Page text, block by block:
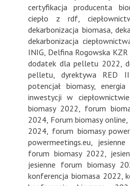
certyfikacja producenta
ciepło z rdf
dekarbonizacja biomasa ,
dekarbonizacja
INIG Delfina Rogowska KZR
dodatek dla pelletu 2022
pelletu
dyrektywa RED
potencjał biomasy,
inwestycji w ciepłownictwie
biomasy 2022
forum
2024 Forum biomasy online
2024 forum biomasy
powermeetings.eu
forum biomasy 2022
jesienne forum biomasy
konferencja biomasa 2022 ,